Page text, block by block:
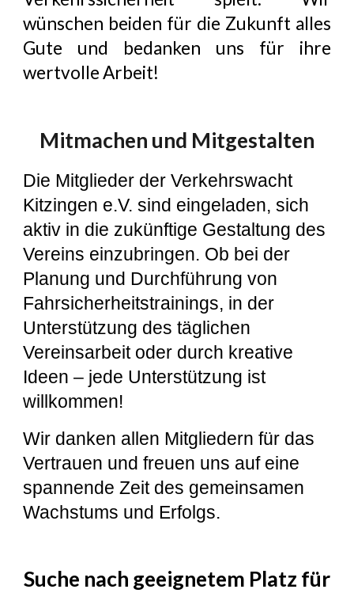
wünschen beiden für die Zukunft alles
Gute und bedanken uns für ihre
wertvolle Arbeit!
Mitmachen und Mitgestalten
Die Mitglieder der Verkehrswacht
Kitzingen e.V. sind eingeladen, sich
aktiv in die zukünftige Gestaltung des
Vereins einzubringen. Ob bei der
Planung und Durchführung von
Fahrsicherheitstrainings, in der
Unterstützung des täglichen
Vereinsarbeit oder durch kreative
Ideen – jede Unterstützung ist
willkommen!
Wir danken allen Mitgliedern für das
Vertrauen und freuen uns auf eine
spannende Zeit des gemeinsamen
Wachstums und Erfolgs.
Suche nach geeignetem Platz für